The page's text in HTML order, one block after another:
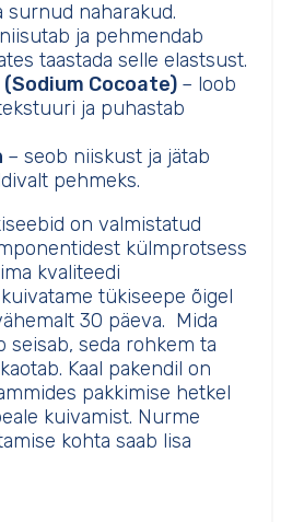
surnud naharakud.
ja pehmendab
taastada selle elastsust.
(Sodium Cocoate) – loob
ja puhastab
– seob niiskust ja jätab
pehmeks.
on valmistatud
külmprotsess
kvaliteedi
tükiseepe õigel
30 päeva. Mida
seisab, seda rohkem ta
Kaal pakendil on
pakkimise hetkel
kuivamist. Nurme
kohta saab lisa